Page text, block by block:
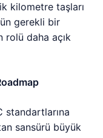
kilometre taşları
gerekli bir
rolü daha açık
standartlarına
sansürü büyük